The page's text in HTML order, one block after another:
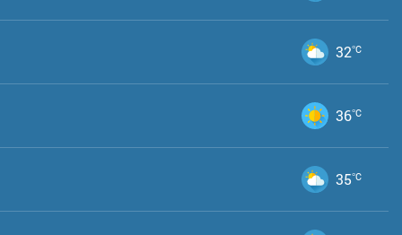
32°C
36°C
35°C